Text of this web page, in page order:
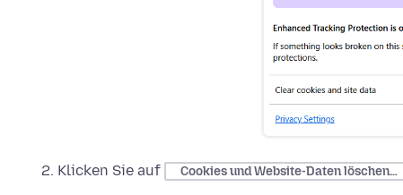
Klicken Sie auf Cookies und Website-Daten löschen…